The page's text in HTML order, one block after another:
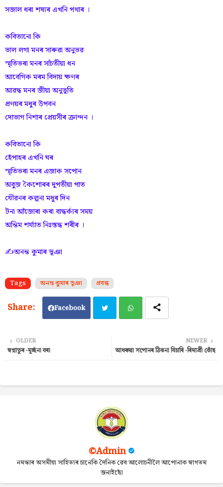
সজাল ধৰা শষ্যৰ এখনি পথাৰ ।
কবিতানো কি
ভাল লগা মনৰ সাৰুৱা অনুভৱ
স্মৃতিভৰা মনৰ সাঁ‌চতীয়া ধন
আবেগিক মৰম বিদায় ক্ষণৰ
আৱদ্ধ মনৰ জীয়া অনুভূতি
প্ৰণয়ৰ মধুৰ উপবন
দোভাগ নিশাৰ প্ৰেয়সীৰ ক্ৰান্দন ।
কবিতানো কি
হেঁ‌পাহৰ এখনি ঘৰ
স্মৃতিভৰা মনৰ এজাক সপোন
অবুজ কৈশোৰৰ দুপতীয়া পাত
যৌৱনৰ কল্পনা মধুৰ দিন
টনা আঁ‌জোৰা কৰা বাদ্ধৰ্ক্যৰ সময়
অন্তিম শৰ্য্যাত নিঃস্তদ্ধ শৰীৰ ।
✍️অনন্ত কুমাৰ ভূঞা
Tags অনন্ত কুমাৰ ভূঞা প্ৰবন্ধ
Facebook
ats
NEWER
আধৰুৱা সপোনৰ ঠিকনা বিচাৰি -ৰিমাশ্ৰী কোঁছ
OLDER
স্বপ্নাতুৰ -মূৰ্চ্ছনা বৰা
©Admin
নমস্কাৰ অসমীয়া সাহিত্যৰ চানেকি দৈনিক ৱেব আলোচনীলৈ আপোনাক স্বাগতম
জনাইছোঁ